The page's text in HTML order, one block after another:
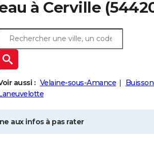
à Cerville
aussi : Velaine-sous-Amance
aux infos à pas rater